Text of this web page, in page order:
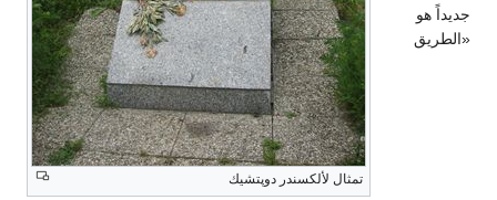
تمثال لألكسندر دوپتشيك
جديداً هو
«الطريق